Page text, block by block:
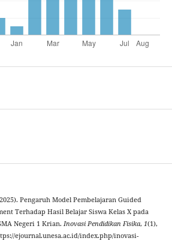
Pengaruh Model Pembelajaran Guided
Terhadap Hasil Belajar ‎Siswa Kelas X pada
Negeri 1 Krian. Inovasi Pendidikan Fisika, 1(1),
ejournal.unesa.ac.id/index.php/inovasi-